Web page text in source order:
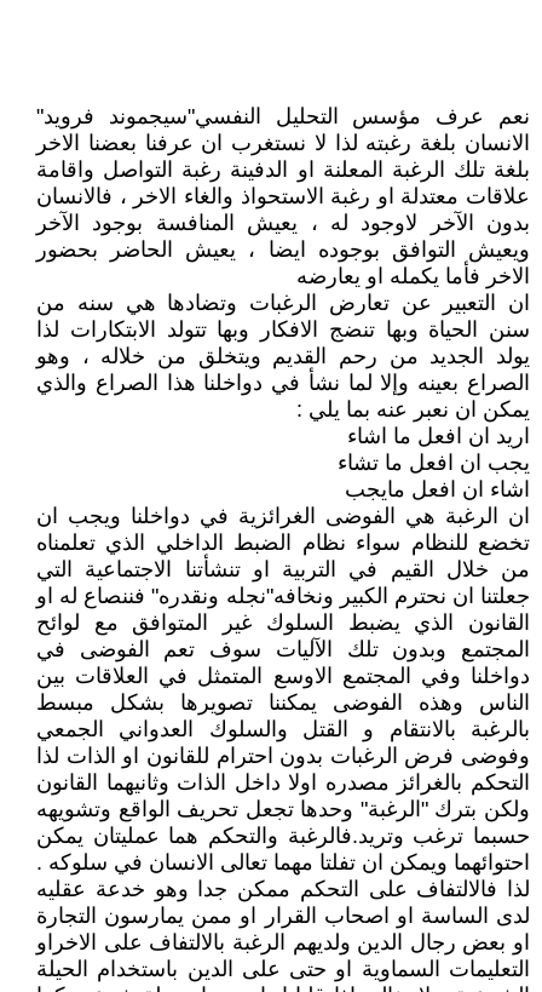
نعم عرف مؤسس التحليل النفسي"سيجموند فرويد"
الانسان بلغة رغبته لذا لا نستغرب ان عرفنا بعضنا الاخر
بلغة تلك الرغبة المعلنة او الدفينة رغبة التواصل واقامة
علاقات معتدلة او رغبة الاستحواذ والغاء الاخر ، فالانسان
بدون الآخر لاوجود له ، يعيش المنافسة بوجود الآخر
ويعيش التوافق بوجوده ايضا ، يعيش الحاضر بحضور
الاخر فأما يكمله او يعارضه
ان التعبير عن تعارض الرغبات وتضادها هي سنه من
سنن الحياة وبها تنضج الافكار وبها تتولد الابتكارات لذا
يولد الجديد من رحم القديم ويتخلق من خلاله ، وهو
الصراع بعينه وإلا لما نشأ في دواخلنا هذا الصراع والذي
يمكن ان نعبر عنه بما يلي :
اريد ان افعل ما اشاء
يجب ان افعل ما تشاء
اشاء ان افعل مايجب
ان الرغبة هي الفوضى الغرائزية في دواخلنا ويجب ان
تخضع للنظام سواء نظام الضبط الداخلي الذي تعلمناه
من خلال القيم في التربية او تنشأتنا الاجتماعية التي
جعلتنا ان نحترم الكبير ونخافه"نجله ونقدره" فننصاع له او
القانون الذي يضبط السلوك غير المتوافق مع لوائح
المجتمع وبدون تلك الآليات سوف تعم الفوضى في
دواخلنا وفي المجتمع الاوسع المتمثل في العلاقات بين
الناس وهذه الفوضى يمكننا تصويرها بشكل مبسط
بالرغبة بالانتقام و القتل والسلوك العدواني الجمعي
وفوضى فرض الرغبات بدون احترام للقانون او الذات لذا
التحكم بالغرائز مصدره اولا داخل الذات وثانيهما القانون
ولكن بترك "الرغبة" وحدها تجعل تحريف الواقع وتشويهه
حسبما ترغب وتريد.فالرغبة والتحكم هما عمليتان يمكن
احتوائهما ويمكن ان تفلتا مهما تعالى الانسان في سلوكه .
لذا فالالتفاف على التحكم ممكن جدا وهو خدعة عقليه
لدى الساسة او اصحاب القرار او ممن يمارسون التجارة
او بعض رجال الدين ولديهم الرغبة بالالتفاف على الاخراو
التعليمات السماوية او حتى على الدين باستخدام الحيلة